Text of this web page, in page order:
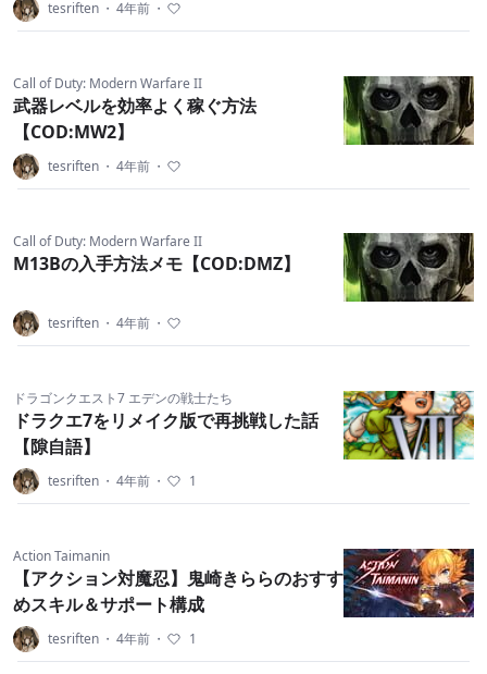
tesriften ・ 4年前 ・
Call of Duty: Modern Warfare II
武器レベルを効率よく稼ぐ方法
【COD:MW2】
tesriften ・ 4年前 ・
Call of Duty: Modern Warfare II
M13Bの入手方法メモ【COD:DMZ】
tesriften ・ 4年前 ・
ドラゴンクエスト7 エデンの戦士たち
ドラクエ7をリメイク版で再挑戦した話
【隙自語】
tesriften ・ 4年前 ・ 1
Action Taimanin
【アクション対魔忍】鬼崎きららのおすす
めスキル＆サポート構成
tesriften ・ 4年前 ・ 1